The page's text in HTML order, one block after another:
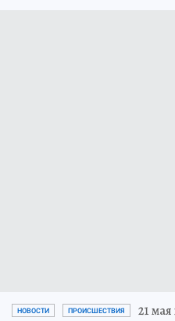
НОВОСТИ ПРОИСШЕСТВИЯ 21 мая